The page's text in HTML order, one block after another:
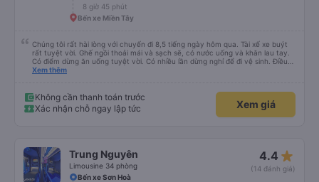
8 giờ 45 phút
Bến xe Miền Tây
Chúng tôi rất hài lòng với chuyến đi 8,5 tiếng ngày hôm qua. Tài xế xe buýt
rất tuyệt vời. Ghế ngồi thoải mái và sạch sẽ, có nước uống và khăn lau tay.
Có điểm dừng ăn uống tuyệt vời. Có nhiều lần dừng nghỉ để đi vệ sinh. Điều
duy nhất tôi muốn đề xuất để cải thiện là cho phép thanh toán bằng thẻ
Xem thêm
Không cần thanh toán trước
Xác nhận chỗ ngay lập tức
Xem giá
Trung Nguyên
Limousine 34 phòng
4.4 star_rate
(14 đánh giá)
Bến xe Sơn Hoà